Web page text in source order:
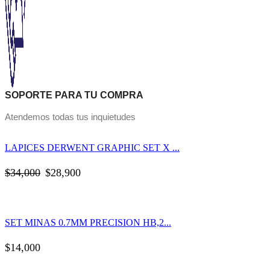
SOPORTE PARA TU COMPRA
Atendemos todas tus inquietudes
LAPICES DERWENT GRAPHIC SET X ...
$34,000 El
era:
$28,900El
es:
SET MINAS 0.7MM PRECISION HB,2...
$14,000